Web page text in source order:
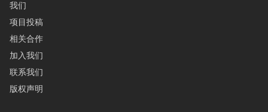
我们
项目投稿
相关合作
加入我们
联系我们
版权声明